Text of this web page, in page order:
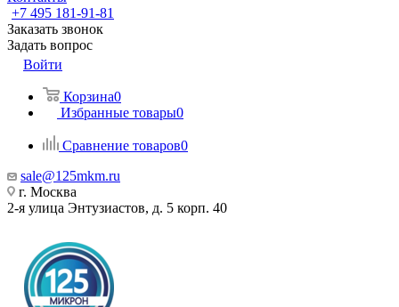
+7 495 181-91-81
Заказать звонок
Задать вопрос
Войти
Корзина0
Избранные товары0
Сравнение товаров0
sale@125mkm.ru
г. Москва
2-я улица Энтузиастов, д. 5 корп. 40